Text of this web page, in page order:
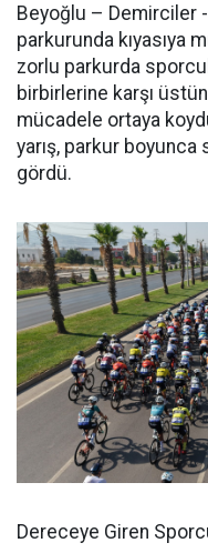
Beyoğlu – Demirciler -
parkurunda kıyasıya
zorlu parkurda
birbirlerine karşı
mücadele ortaya
yarış, parkur
gördü.
Dereceye Giren